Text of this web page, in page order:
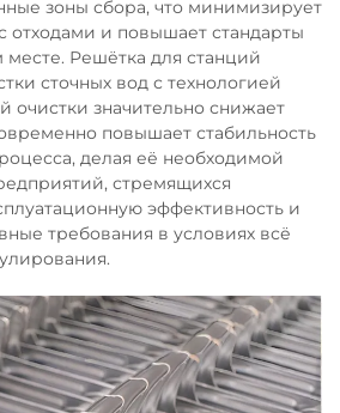
зоны сбора, что минимизирует
отходами и повышает стандарты
Решётка для станций
сточных вод с технологией
очистки значительно снижает
повышает стабильность
делая её необходимой
стремящихся
эффективность и
требования в условиях всё